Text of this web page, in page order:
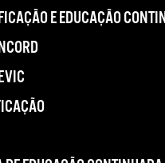
E EDUCAÇÃO